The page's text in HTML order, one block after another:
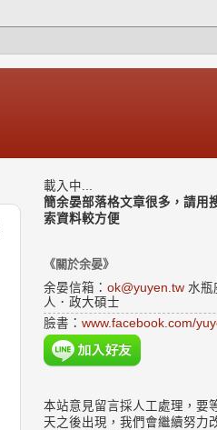
載入中...
簡余晏部落格文章很多，請用
索資料較方便
《關於余晏》
余晏信箱： ok@yuyen.tw 水瓶
人．政大碩士
臉書： www.facebook.com/
本站意見留言採人工處理，要
天之後出現，我們會繼續努力